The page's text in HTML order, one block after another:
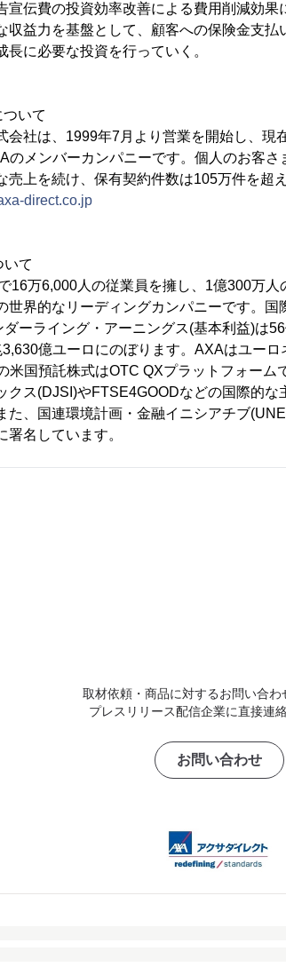
宣伝費の投資効率改善による費用削減効
収益力を基盤として、顧客への保険金支
長に必要な投資を行っていく。
いて
会社は、1999年7月より営業を開始し、現
のメンバーカンパニーです。個人のお客
売上を続け、保有契約件数は105万件を超
direct.co.jp
て
16万6,000人の従業員を擁し、1億300万
世界的なリーディングカンパニーです。
ーライング・アーニングス(基本利益)は
億ユーロにのぼります。AXAはユー
米国預託株式はOTC QXプラットフォーム
クス(DJSI)やFTSE4GOODなどの国際的
た、国連環境計画・金融イニシアチブ
署名しています。
取材依頼・商品に対するお問い合わ
プレスリリース配信企業に直接連
お問い合わせ